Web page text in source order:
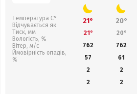
Температура С°
Відчувається як
Тиск, мм
Вологість, %
Вітер, м/с
Ймовірність опадів,
%
21° 20°
21° 20°
762
762
57
61
2
2
2
2